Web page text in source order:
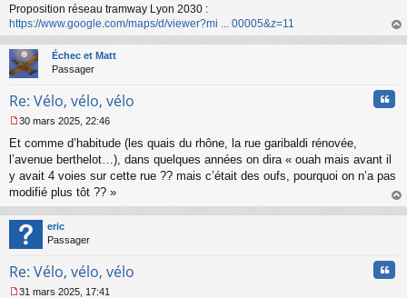
n
o
n
l
u
Proposition réseau tramway Lyon 2030 :
https://www.google.com/maps/d/viewer?mi ... 00005&z=11
au
Échec et Matt
Passager
Re: Vélo, vélo, vélo
e
s
s
g
n
o
l
u
30 mars 2025, 22:46
Et comme d’habitude (les quais du rhône, la rue garibaldi rénovée,
l’avenue berthelot…), dans quelques années on dira « ouah mais avant il
y avait 4 voies sur cette rue ?? mais c’était des oufs, pourquoi on n’a pas
modifié plus tôt ?? »
au
eric
Passager
Re: Vélo, vélo, vélo
31 mars 2025, 17:41